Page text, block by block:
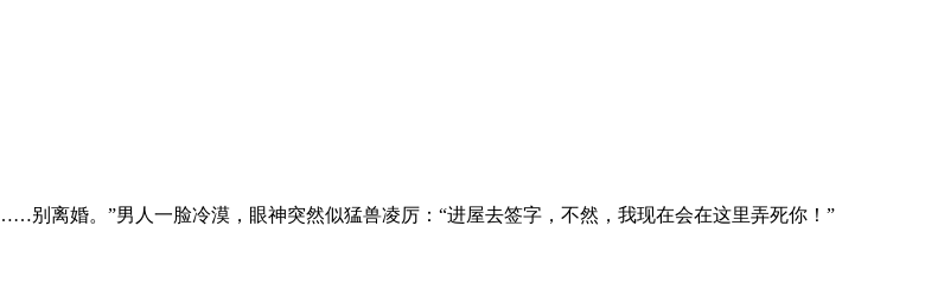
离婚。”男人一脸冷漠，眼神突然似猛兽凌厉：“进屋去签字，不然，我现在会在这里弄死你！”